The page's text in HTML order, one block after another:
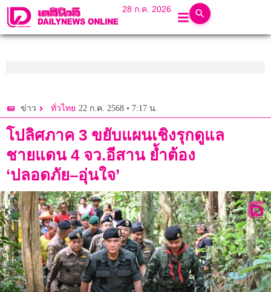
28 ก.ค. 2026
ข่าว ทั่วไทย 22 ก.ค. 2568 • 7:17 น.
โปลิศภาค 3 ขยับแผนเชิงรุกดูแล
ชายแดน 4 จว.อีสาน ย้ำต้อง
‘ปลอดภัย–อุ่นใจ’